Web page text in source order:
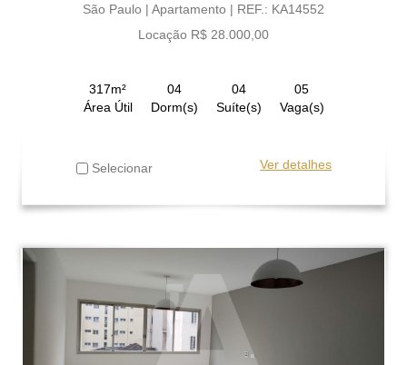
São Paulo | Apartamento | REF.: KA14552
Locação R$ 28.000,00
317m²
Área Útil
04
Dorm(s)
04
Suíte(s)
05
Vaga(s)
Selecionar Ver detalhes